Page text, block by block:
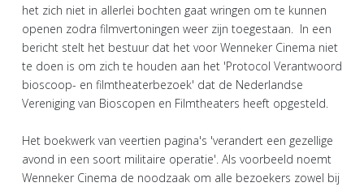
het zich niet in allerlei bochten gaat wringen om te kunnen
openen zodra filmvertoningen weer zijn toegestaan. In een
bericht stelt het bestuur dat het voor Wenneker Cinema niet
te doen is om zich te houden aan het 'Protocol Verantwoord
bioscoop- en filmtheaterbezoek' dat de Nederlandse
Vereniging van Bioscopen en Filmtheaters heeft opgesteld.
Het boekwerk van veertien pagina's 'verandert een gezellige
avond in een soort militaire operatie'. Als voorbeeld noemt
Wenneker Cinema de noodzaak om alle bezoekers zowel bij